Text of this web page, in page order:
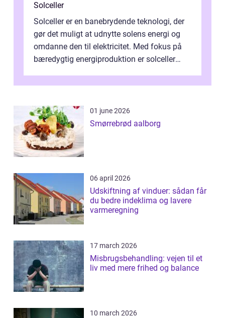
Solceller
Solceller er en banebrydende teknologi, der
gør det muligt at udnytte solens energi og
omdanne den til elektricitet. Med fokus på
bæredygtig energiproduktion er solceller
01 june 2026
Smørrebrød aalborg
06 april 2026
Udskiftning af vinduer: sådan får
du bedre indeklima og lavere
varmeregning
17 march 2026
Misbrugsbehandling: vejen til et
liv med mere frihed og balance
10 march 2026